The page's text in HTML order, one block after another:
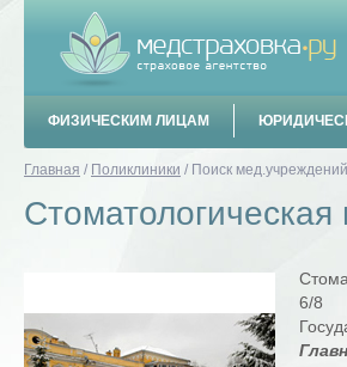
ФИЗИЧЕСКИМ ЛИЦАМ
Главная / Поликлиники / Поиск мед.учреждений
6/8